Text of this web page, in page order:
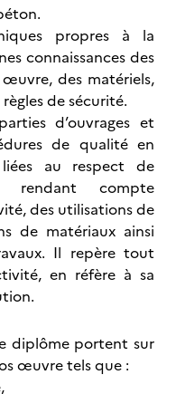
propres à la
connaissances des
des matériels,
de sécurité.
d’ouvrages et
de qualité en
au respect de
rendant compte
des utilisations de
de matériaux ainsi
Il repère tout
en réfère à sa
diplôme portent sur
œuvre tels que :